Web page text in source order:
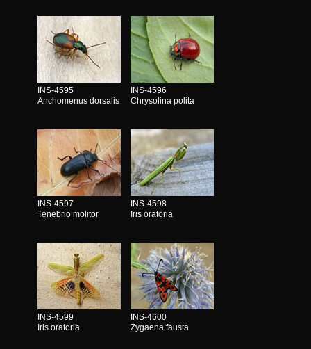
INS-4595
Anchomenus dorsalis
INS-4596
Chrysolina polita
INS-4597
Tenebrio molitor
INS-4598
Iris oratoria
INS-4599
Iris oratoria
INS-4600
Zygaena fausta